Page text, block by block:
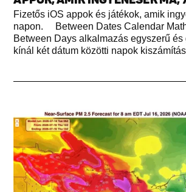
Fizetős iOS appok és játékok, amik
napon. Between Dates Calendar
Between Days alkalmazás egyszerű
kínál két dátum közötti napok